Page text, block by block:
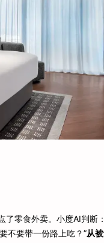
零食外卖。小度AI判断
不要带一份路上吃？”从